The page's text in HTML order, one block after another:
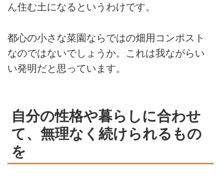
ん住む土になるというわけです。
都心の小さな菜園ならではの畑用コンポスト
なのではないでしょうか。これは我ながらい
い発明だと思っています。
自分の性格や暮らしに合わせ
て、無理なく続けられるもの
を